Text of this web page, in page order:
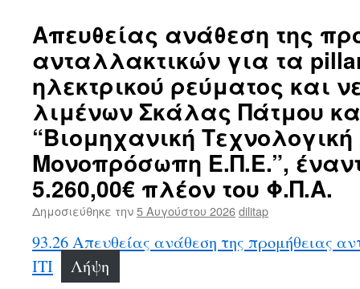
Απευθείας ανάθεση της
ανταλλακτικών για τα
ηλεκτρικού ρεύματος και
λιμένων Σκάλας Πάτμου
“Βιομηχανική
Μονοπρόσωπη Ε.Π.Ε.”,
5.260,00€ πλέον του Φ.Π.Α.
Δημοσιεύθηκε την5 Αυγούστου 2026dilitap
93.26 Απευθείας ανάθεση της προμήθειας
ΙΤΙ
Λήψη